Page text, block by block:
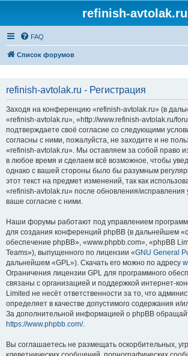
refinish-avtolak.ru
FAQ
Список форумов
refinish-avtolak.ru - Регистрация
Заходя на конференцию «refinish-avtolak.ru» (в
«refinish-avtolak.ru», «http://www.refinish-avtolak.ru/
подтверждаете своё согласие со следующими
согласны с ними, пожалуйста, не заходите и не
«refinish-avtolak.ru». Мы оставляем за собой право
в любое время и сделаем всё возможное, чтобы
однако с вашей стороны было бы разумным
этот текст на предмет изменений, так как
«refinish-avtolak.ru» после обновления/исправления
ваше согласие с ними.
Наши форумы работают под управлением
для создания конференций phpBB (в дальнейшем
обеспечение phpBB», «www.phpbb.com», «phpBB
Teams»), выпущенного по лицензии «GNU General
дальнейшем «GPL»). Скачать его можно по адресу
Ограничения лицензии GPL для программного
связаны с организацией и поддержкой интернет-
Limited не несёт ответственности за то, что
определяет в качестве допустимого содержания и/
За дополнительной информацией о phpBB
https://www.phpbb.com/.
Вы соглашаетесь не размещать оскорбительных,